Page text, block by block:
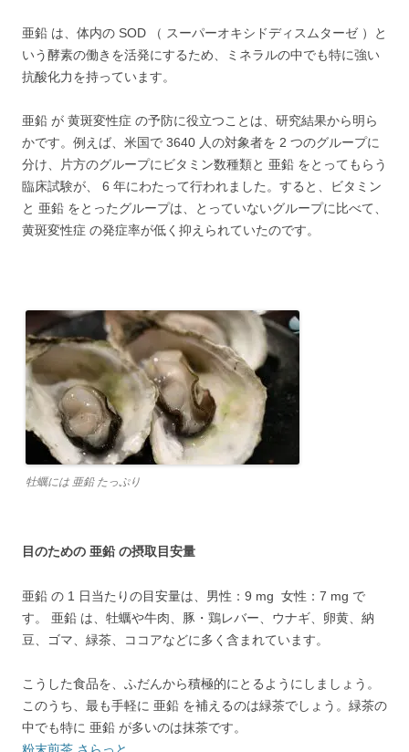
亜鉛 は、体内の SOD （ スーパーオキシドディスムターゼ ）と
いう酵素の働きを活発にするため、ミネラルの中でも特に強い
抗酸化力を持っています。
亜鉛 が 黄斑変性症 の予防に役立つことは、研究結果から明ら
かです。例えば、米国で 3640 人の対象者を 2 つのグループに
分け、片方のグループにビタミン数種類と 亜鉛 をとってもらう
臨床試験が、 6 年にわたって行われました。すると、ビタミン
と 亜鉛 をとったグループは、とっていないグループに比べて、
黄斑変性症 の発症率が低く抑えられていたのです。
牡蠣には 亜鉛 たっぷり
目のための 亜鉛 の摂取目安量
亜鉛 の 1 日当たりの目安量は、男性：9 mg 女性：7 mg で
す。 亜鉛 は、牡蠣や牛肉、豚・鶏レバー、ウナギ、卵黄、納
豆、ゴマ、緑茶、ココアなどに多く含まれています。
こうした食品を、ふだんから積極的にとるようにしましょう。
このうち、最も手軽に 亜鉛 を補えるのは緑茶でしょう。緑茶の
中でも特に 亜鉛 が多いのは抹茶です。
粉末煎茶 さらっと